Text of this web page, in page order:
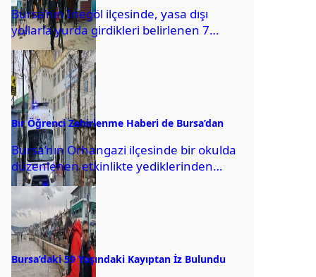
Bursa’nın İnegöl ilçesinde, yasa dışı
yollarla yurda girdikleri belirlenen 7
düzensiz göçmen yakalandı. Jandarma
ekipleri, kırsal Cerrah Mahallesi’ndeki...
Bir Öğrenci Zehirlenme Haberi de Bursa’dan
Bursa’nın Orhangazi ilçesinde bir okulda
düzenlenen etkinlikte yediklerinden
rahatsızlandığı öne sürülen 6 öğrenci,
hastanede tedaviye alındı. Camiikebir
Mahallesi’ndeki...
Bursa’daki 59 Yaşındaki Kayıptan İz Bulundu